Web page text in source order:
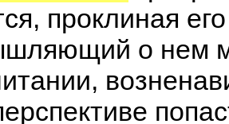
проклиная
о нем